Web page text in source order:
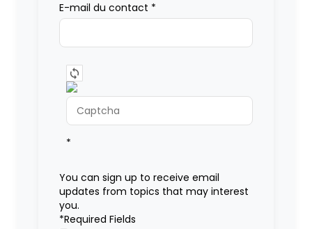
E-mail du contact *
*
You can sign up to receive email
updates from topics that may interest
you.
*Required Fields